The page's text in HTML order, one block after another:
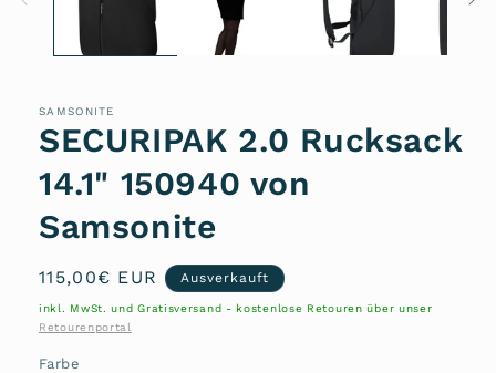
SAMSONITE
SECURIPAK 2.0 Rucksack
14.1" 150940 von
Samsonite
Normaler
Preis
115,00€ EUR Ausverkauft
inkl. MwSt. und Gratisversand - kostenlose Retouren über unser
Retourenportal
Farbe